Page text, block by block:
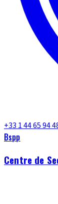
+33 1 44 65 94
Bspp
Centre de